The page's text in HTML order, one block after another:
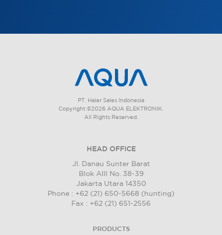
PT. Haier Sales Indonesia
Copyright ©2026 AQUA ELEKTRONIK.
All Rights Reserved.
HEAD OFFICE
Jl. Danau Sunter Barat
Blok AIII No. 38-39
Jakarta Utara 14350
Phone : +62 (21) 650-5668 (hunting)
Fax : +62 (21) 651-2556
PRODUCTS